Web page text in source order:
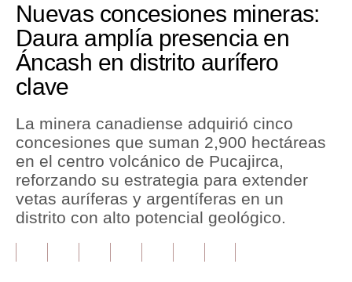
Economía
Mercados
Perú
Política
Tu Dinero
Finanzas Personales
Inmobiliarias
Plus G
Nuevas concesiones mineras:
Daura amplía presencia en
Áncash en distrito aurífero
clave
La minera canadiense adquirió cinco
concesiones que suman 2,900 hectáreas
en el centro volcánico de Pucajirca,
reforzando su estrategia para extender
vetas auríferas y argentíferas en un
distrito con alto potencial geológico.